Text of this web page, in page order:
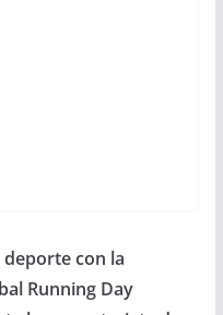
con la
Running Day